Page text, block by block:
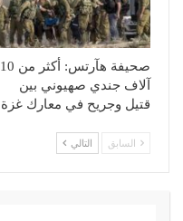
صحيفة هآرتس: أكثر من 10
آلاف جندي صهيوني بين
قتيل وجريح في معارك غزة
السابق التالي